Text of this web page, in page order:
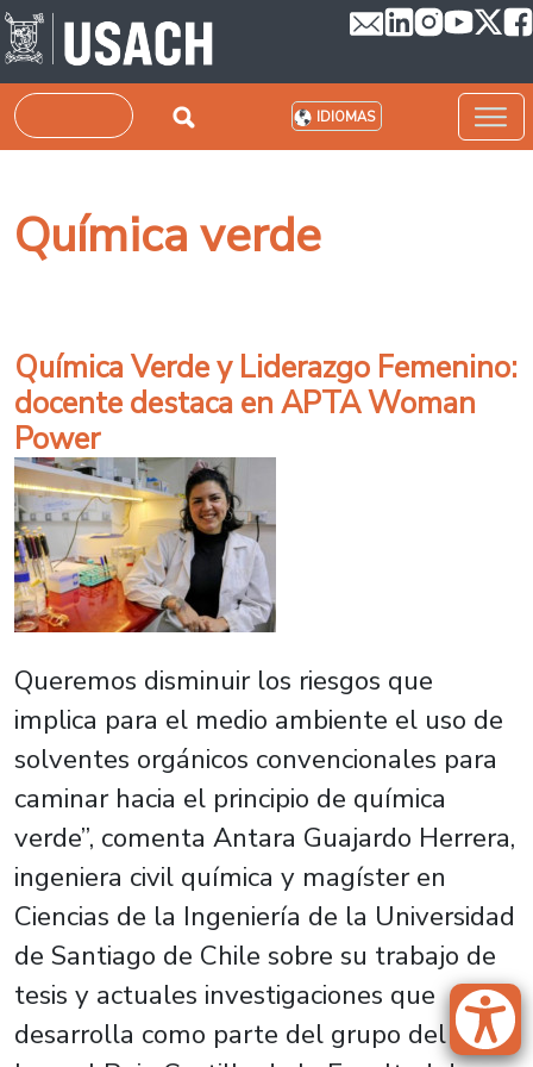
Pasar al contenido principal
Buscar IDIOMAS
Química verde
Química Verde y Liderazgo Femenino:
docente destaca en APTA Woman
Power
Queremos disminuir los riesgos que
implica para el medio ambiente el uso de
solventes orgánicos convencionales para
caminar hacia el principio de química
verde”, comenta Antara Guajardo Herrera,
ingeniera civil química y magíster en
Ciencias de la Ingeniería de la Universidad
de Santiago de Chile sobre su trabajo de
tesis y actuales investigaciones que
desarrolla como parte del grupo del Dr.